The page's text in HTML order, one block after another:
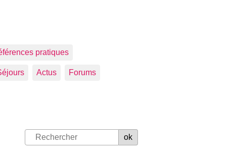
pratiques
Actus Forums